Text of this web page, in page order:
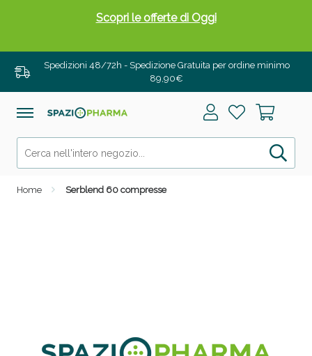
Spedizioni 48/72h - Spedizione Gratuita per ordine minimo
89,90€
Home Serblend 60 compresse
Scopri le offerte di Oggi